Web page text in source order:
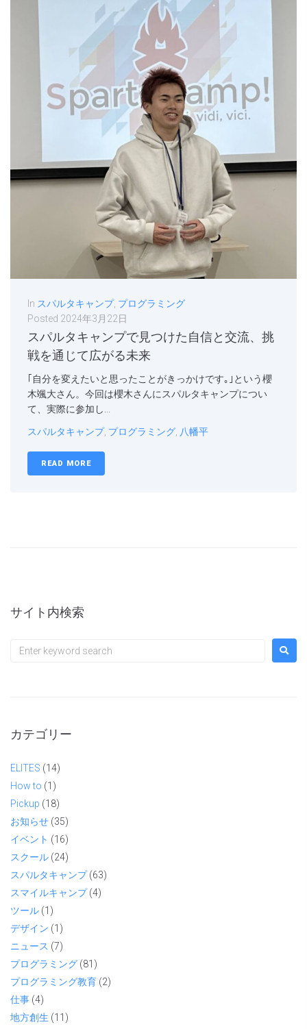
In スパルタキャンプ, プログラミング
Posted 2024年3月22日
スパルタキャンプで見つけた自信と交流、挑
戦を通じて広がる未来
｢自分を変えたいと思ったことがきっかけです｡｣という櫻
木颯大さん。今回は櫻木さんにスパルタキャンプについ
て、実際に参加し...
スパルタキャンプ, プログラミング 八幡平
READ MORE
サイト内検索
カテゴリー
ELITES (14)
How to (1)
Pickup (18)
お知らせ (35)
イベント (16)
スクール (24)
スパルタキャンプ(63)
スマイルキャンプ(4)
ツール (1)
デザイン (1)
ニュース (7)
プログラミング (81)
プログラミング教育 (2)
仕事 (4)
地方創生 (11)